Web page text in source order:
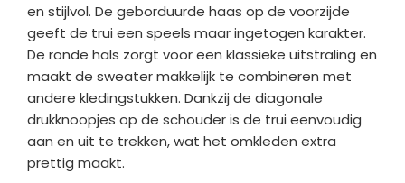
en stijlvol. De geborduurde haas op de voorzijde
geeft de trui een speels maar ingetogen karakter.
De ronde hals zorgt voor een klassieke uitstraling en
maakt de sweater makkelijk te combineren met
andere kledingstukken. Dankzij de diagonale
drukknoopjes op de schouder is de trui eenvoudig
aan en uit te trekken, wat het omkleden extra
prettig maakt.